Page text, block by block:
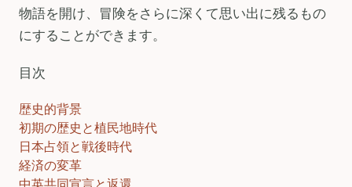
物語を開け、冒険をさらに深くて思い出に残るもの
にすることができます。
目次
歴史的背景
初期の歴史と植民地時代
日本占領と戦後時代
経済の変革
中英共同宣言と返還